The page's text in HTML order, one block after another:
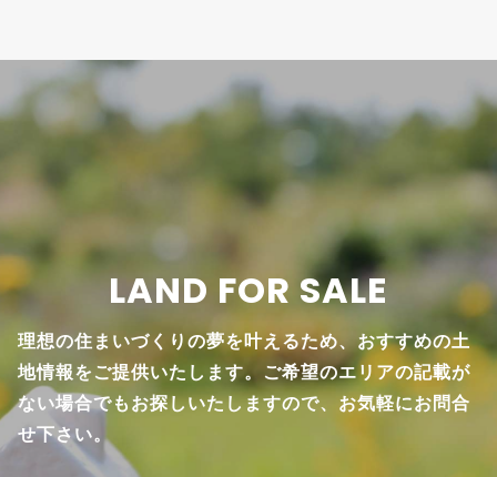
LAND FOR SALE
理想の住まいづくりの夢を叶えるため、おすすめの土
地情報をご提供いたします。ご希望のエリアの記載が
ない場合でもお探しいたしますので、お気軽にお問合
せ下さい。